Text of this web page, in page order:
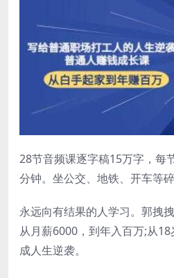
28节音频课逐字稿15万字，每
分钟。坐公交、地铁、开车等
永远向有结果的人学习。郭拽
从月薪6000，到年入百万;从
成人生逆袭。